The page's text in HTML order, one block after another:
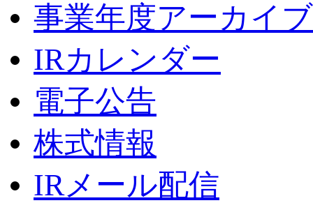
事業年度アーカイ
IRカレンダー
電子公告
株式情報
IRメール配信